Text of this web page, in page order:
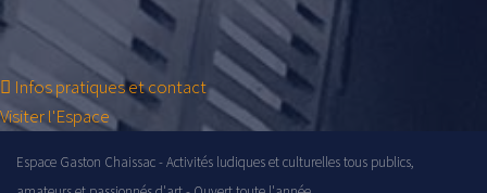
Infos pratiques et contact
Visiter l'Espace
Espace Gaston Chaissac - Activités ludiques et culturelles tous publics,